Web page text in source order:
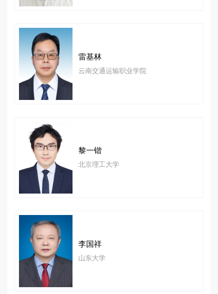
雷基林
云南交通运输职业学院
黎一锴
北京理工大学
李国祥
山东大学